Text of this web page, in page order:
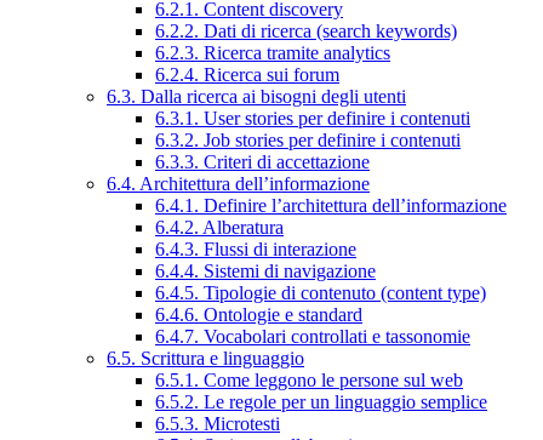
6.2.1. Content discovery
6.2.2. Dati di ricerca (search keywords)
6.2.3. Ricerca tramite analytics
6.2.4. Ricerca sui forum
6.3. Dalla ricerca ai bisogni degli utenti
6.3.1. User stories per definire i contenuti
6.3.2. Job stories per definire i contenuti
6.3.3. Criteri di accettazione
6.4. Architettura dell’informazione
6.4.1. Definire l’architettura dell’informazione
6.4.2. Alberatura
6.4.3. Flussi di interazione
6.4.4. Sistemi di navigazione
6.4.5. Tipologie di contenuto (content type)
6.4.6. Ontologie e standard
6.4.7. Vocabolari controllati e tassonomie
6.5. Scrittura e linguaggio
6.5.1. Come leggono le persone sul web
6.5.2. Le regole per un linguaggio semplice
6.5.3. Microtesti